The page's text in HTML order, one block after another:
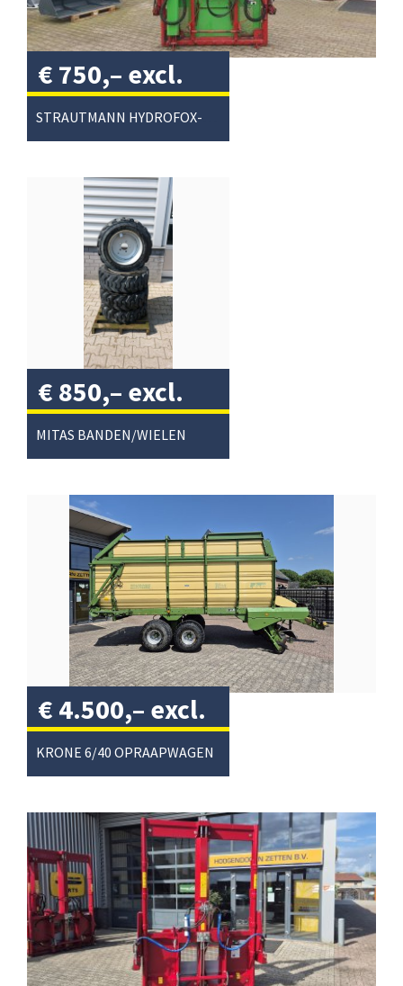
€ 750,– excl.
btw/
MITAS BANDEN/WIELEN
€ 850,– excl.
btw/
KRONE 6/40 OPRAAPWAGEN
€ 4.500,– excl.
btw/